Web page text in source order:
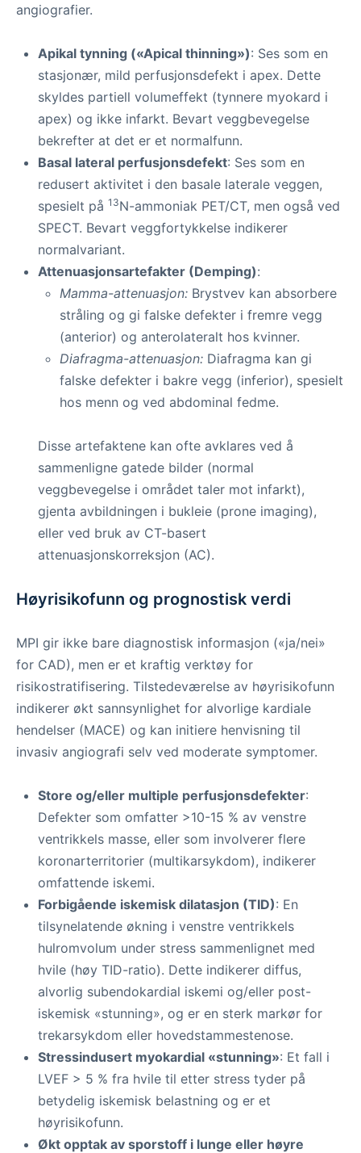
angiografier.
Apikal tynning («Apical thinning»): Ses som en
stasjonær, mild perfusjonsdefekt i apex. Dette
skyldes partiell volumeffekt (tynnere myokard i
apex) og ikke infarkt. Bevart veggbevegelse
bekrefter at det er et normalfunn.
Basal lateral perfusjonsdefekt: Ses som en
redusert aktivitet i den basale laterale veggen,
spesielt på 13N-ammoniak PET/CT, men også ved
SPECT. Bevart veggfortykkelse indikerer
normalvariant.
Attenuasjonsartefakter (Demping):
Mamma-attenuasjon: Brystvev kan absorbere
stråling og gi falske defekter i fremre vegg
(anterior) og anterolateralt hos kvinner.
Diafragma-attenuasjon: Diafragma kan gi
falske defekter i bakre vegg (inferior), spesielt
hos menn og ved abdominal fedme.
Disse artefaktene kan ofte avklares ved å
sammenligne gatede bilder (normal
veggbevegelse i området taler mot infarkt),
gjenta avbildningen i bukleie (prone imaging),
eller ved bruk av CT-basert
attenuasjonskorreksjon (AC).
Høyrisikofunn og prognostisk verdi
MPI gir ikke bare diagnostisk informasjon («ja/nei»
for CAD), men er et kraftig verktøy for
risikostratifisering. Tilstedeværelse av høyrisikofunn
indikerer økt sannsynlighet for alvorlige kardiale
hendelser (MACE) og kan initiere henvisning til
invasiv angiografi selv ved moderate symptomer.
Store og/eller multiple perfusjonsdefekter:
Defekter som omfatter >10-15 % av venstre
ventrikkels masse, eller som involverer flere
koronarterritorier (multikarsykdom), indikerer
omfattende iskemi.
Forbigående iskemisk dilatasjon (TID): En
tilsynelatende økning i venstre ventrikkels
hulromvolum under stress sammenlignet med
hvile (høy TID-ratio). Dette indikerer diffus,
alvorlig subendokardial iskemi og/eller post-
iskemisk «stunning», og er en sterk markør for
trekarsykdom eller hovedstammestenose.
Stressindusert myokardial «stunning»: Et fall i
LVEF > 5 % fra hvile til etter stress tyder på
betydelig iskemisk belastning og er et
høyrisikofunn.
Økt opptak av sporstoff i lunge eller høyre